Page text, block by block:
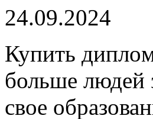
24.09.2024
Купить
больше людей
свое